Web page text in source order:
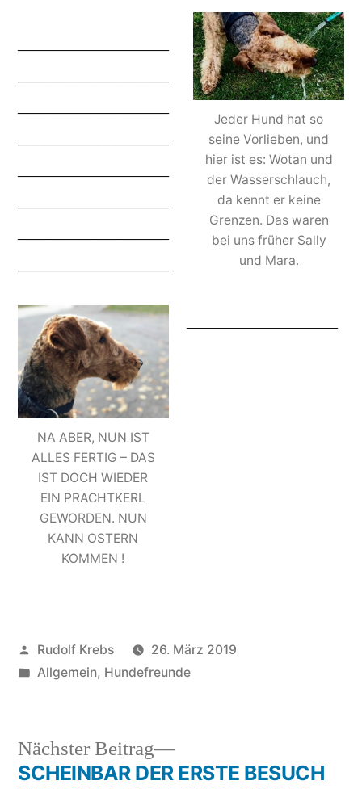
Jeder Hund hat so
seine Vorlieben, und
hier ist es: Wotan und
der Wasserschlauch,
da kennt er keine
Grenzen. Das waren
bei uns früher Sally
und Mara.
NA ABER, NUN IST
ALLES FERTIG – DAS
IST DOCH WIEDER
EIN PRACHTKERL
GEWORDEN. NUN
KANN OSTERN
KOMMEN !
Veröffentlicht
von
Rudolf Krebs
26. März 2019
Veröffentlicht
Allgemein, Hundefreunde
Nächster Beitrag
Nächster
Beitrag:
SCHEINBAR DER ERSTE BESUCH